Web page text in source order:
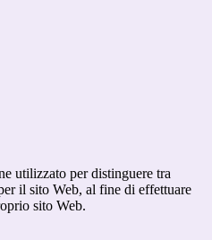
utilizzato per distinguere tra
il sito Web, al fine di effettuare
sito Web.